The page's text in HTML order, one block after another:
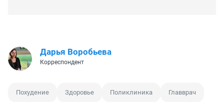
Дарья Воробьева
Корреспондент
Похудение Здоровье Поликлиника Главврач